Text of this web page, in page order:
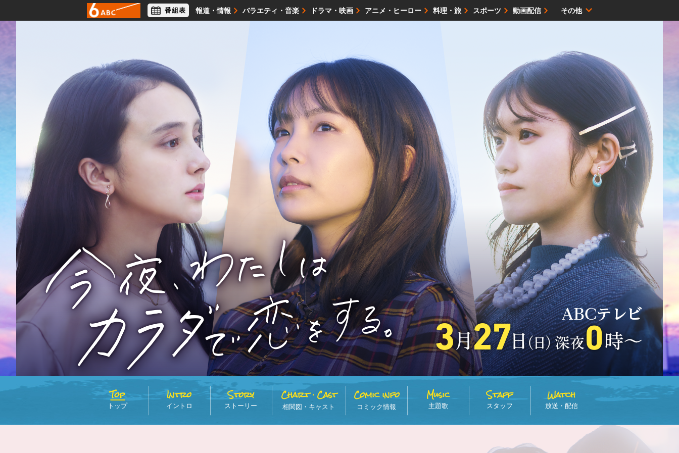
報道・情報 バラエティ・音楽 ドラマ・映画 アニメ・ヒーロー 料理・旅 スポーツ 動画配信
番組表 その他
Top
トップ
Intro
イントロ
Story
ストーリー
Chart・Cast
相関図・キャスト
Comic info
コミック情報
Music
主題歌
Staff
スタッフ
Watch
放送・配信